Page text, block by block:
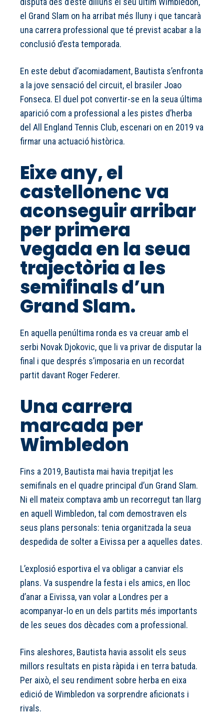
el Grand Slam on ha arribat més lluny i que tancarà
una carrera professional que té previst acabar a la
conclusió d’esta temporada.
En este debut d’acomiadament, Bautista s’enfronta
a la jove sensació del circuit, el brasiler Joao
Fonseca. El duel pot convertir-se en la seua última
aparició com a professional a les pistes d’herba
del All England Tennis Club, escenari on en 2019 va
firmar una actuació històrica.
Eixe any, el
castellonenc va
aconseguir arribar
per primera
vegada en la seua
trajectòria a les
semifinals d’un
Grand Slam.
En aquella penúltima ronda es va creuar amb el
serbi Novak Djokovic, que li va privar de disputar la
final i que després s’imposaria en un recordat
partit davant Roger Federer.
Una carrera
marcada per
Wimbledon
Fins a 2019, Bautista mai havia trepitjat les
semifinals en el quadre principal d’un Grand Slam.
Ni ell mateix comptava amb un recorregut tan llarg
en aquell Wimbledon, tal com demostraven els
seus plans personals: tenia organitzada la seua
despedida de solter a Eivissa per a aquelles dates.
L’explosió esportiva el va obligar a canviar els
plans. Va suspendre la festa i els amics, en lloc
d’anar a Eivissa, van volar a Londres per a
acompanyar-lo en un dels partits més importants
de les seues dos dècades com a professional.
Fins aleshores, Bautista havia assolit els seus
millors resultats en pista ràpida i en terra batuda.
Per això, el seu rendiment sobre herba en eixa
edició de Wimbledon va sorprendre aficionats i
rivals.